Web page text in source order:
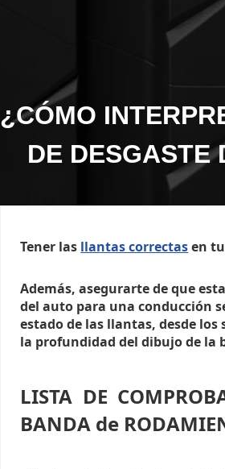
¿CÓMO
DE DESGASTE
Tener las llantas correctasen
Además, asegurarte de que
del auto para una conducción
estado de las llantas, desde
la profundidad del dibujo de la
LISTA DE
BANDA de